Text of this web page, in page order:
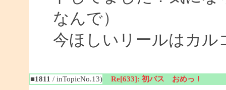
なんで）
今ほしいリールはカル
■1811 / inTopicNo.13) Re[633]: 初バス おめっ！